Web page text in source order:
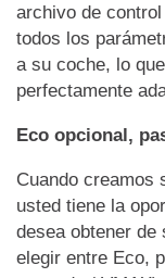
archivo de
todos los
a su coche, lo
perfectamente
Eco opcional,
Cuando creamos
usted tiene la
desea obtener de
elegir entre Eco,